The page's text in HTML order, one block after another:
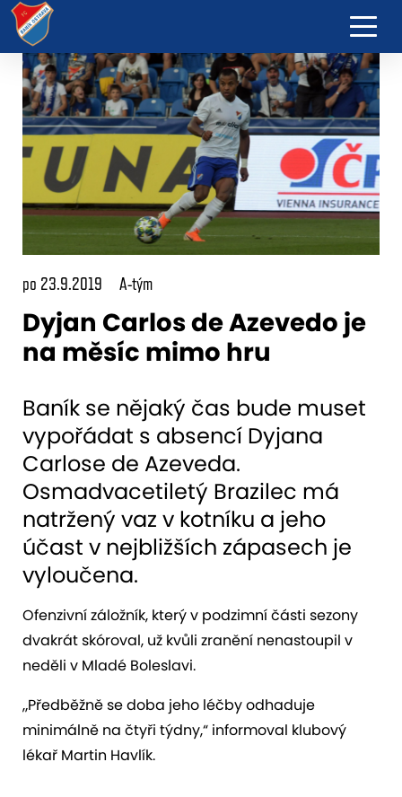
po 23.9.2019 A-tým
Dyjan Carlos de Azevedo je
na měsíc mimo hru
Baník se nějaký čas bude muset
vypořádat s absencí Dyjana
Carlose de Azeveda.
Osmadvacetiletý Brazilec má
natržený vaz v kotníku a jeho
účast v nejbližších zápasech je
vyloučena.
Ofenzivní záložník, který v podzimní části sezony
dvakrát skóroval, už kvůli zranění nenastoupil v
neděli v Mladé Boleslavi.
„Předběžně se doba jeho léčby odhaduje
minimálně na čtyři týdny,“ informoval klubový
lékař Martin Havlík.